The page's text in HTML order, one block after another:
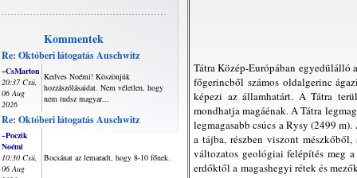
Kommentek
Re: Októberi látogatás Auschwitz
~CsMarton
20:37 Csü,
06 Aug
2026
Kedves Noémi! Köszönjük
hozzászólásaidat. Nem véletlen, hogy
nem tudsz magyar...
Re: Októberi látogatás Auschwitz
~Poczik
Noémi
10:30 Csü,
06 Aug
Bocsánat az lemaradt, hogy 8-10 főnek.
Tátra Közép-Európában egyedülálló
főgerincből számos oldalgerinc
képezi az államhatárt. A Tátra
mondhatja magáénak. A Tátra
legmagasabb csúcs a Rysy (2499
a tájba, részben viszont
változatos geológiai felépítés meg
erdőktől a magashegyi rétek és